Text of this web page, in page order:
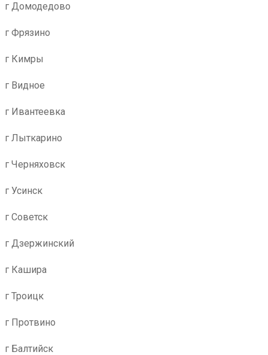
г Домодедово
г Фрязино
г Кимры
г Видное
г Ивантеевка
г Лыткарино
г Черняховск
г Усинск
г Советск
г Дзержинский
г Кашира
г Троицк
г Протвино
г Балтийск